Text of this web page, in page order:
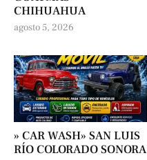
CHIHUAHUA
agosto 5, 2026
» CAR WASH» SAN LUIS
RÍO COLORADO SONORA